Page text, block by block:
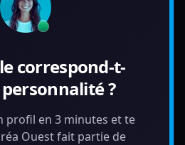
correspond-t-
?
profil en 3 minutes et te
Ouest fait partie de